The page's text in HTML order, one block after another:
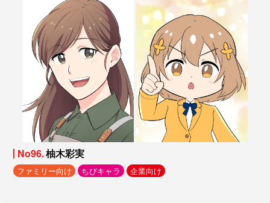
No96.柚木彩実
ファミリー向け ちびキャラ 企業向け